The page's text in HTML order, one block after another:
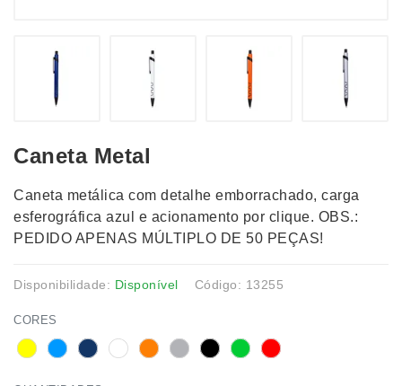
Caneta Metal
Caneta metálica com detalhe emborrachado, carga
esferográfica azul e acionamento por clique. OBS.:
PEDIDO APENAS MÚLTIPLO DE 50 PEÇAS!
Disponibilidade: Disponível Código: 13255
CORES